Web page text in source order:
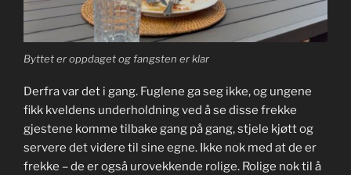
Byttet er oppdaget og fangsten er klar
Derfra var det i gang. Fuglene ga seg ikke, og ungene
fikk kveldens underholdning ved å se disse frekke
gjestene komme tilbake gang på gang, stjele kjøtt og
servere det videre til sine egne. Ikke nok med at de er
frekke – de er også urovekkende rolige. Rolige nok til å